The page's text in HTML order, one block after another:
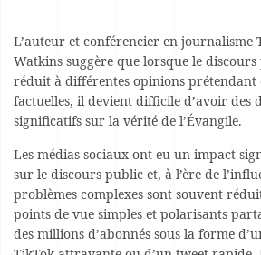
L’auteur et conférencier en journalisme
Watkins suggère que lorsque le
réduit à différentes opinions prétendant
factuelles, il devient difficile d’avoir des
significatifs sur la vérité de l’Évangile.
Les médias sociaux ont eu un impact
sur le discours public et, à l’ère de
problèmes complexes sont souvent
points de vue simples et polarisants
des millions d’abonnés sous la forme